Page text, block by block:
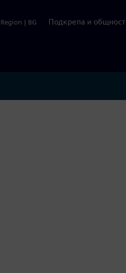
Region | BG Подкрепа и общност